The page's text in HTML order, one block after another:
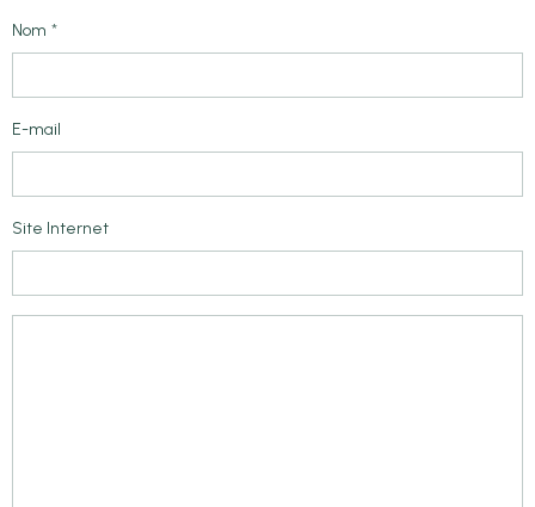
Nom
E-mail
Site Internet